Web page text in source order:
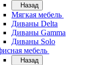
Назад
Мягкая мебель
Диваны Delta
Диваны Gamma
Диваны Solo
мебель
Назад